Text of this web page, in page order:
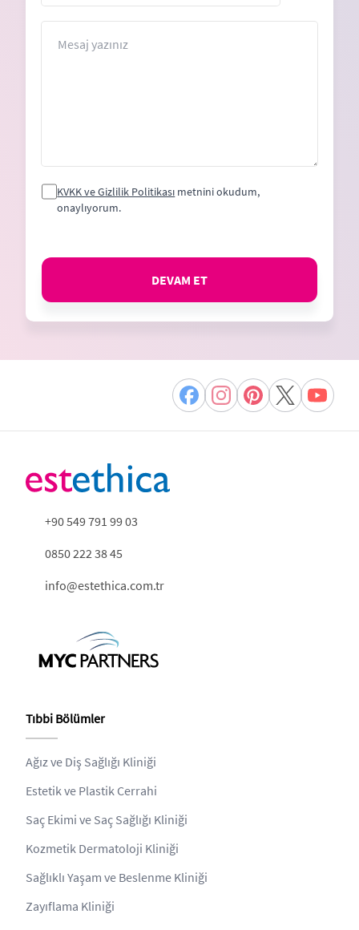
States
KVKK ve Gizlilik Politikası metnini okudum,
onaylıyorum.
DEVAM ET
+90 549 791 99 03
0850 222 38 45
info@estethica.com.tr
Tıbbi Bölümler
Ağız ve Diş Sağlığı Kliniği
Estetik ve Plastik Cerrahi
Saç Ekimi ve Saç Sağlığı Kliniği
Kozmetik Dermatoloji Kliniği
Sağlıklı Yaşam ve Beslenme Kliniği
Zayıflama Kliniği